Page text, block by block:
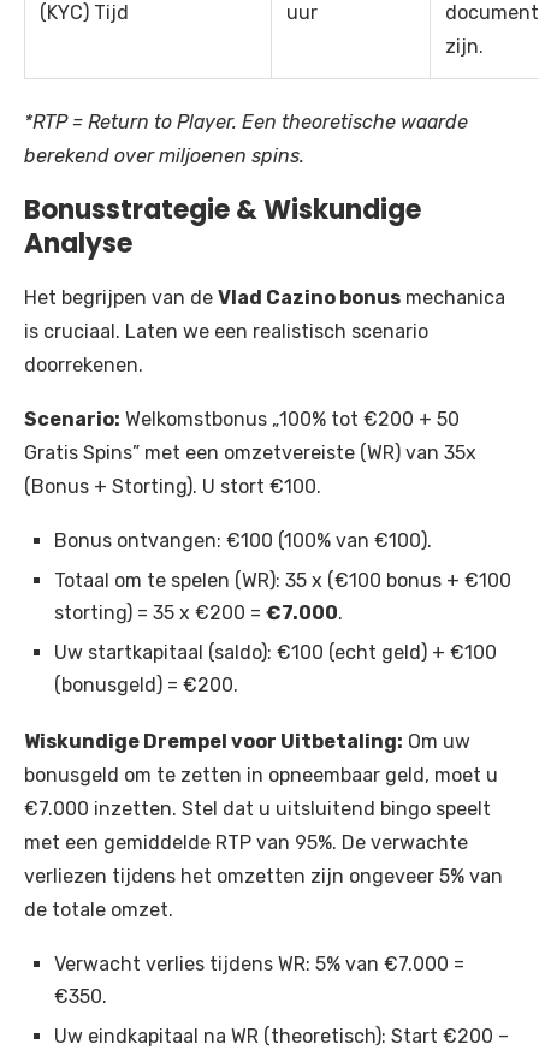
(KYC) Tijd
uur
zijn.
*RTP = Return to Player. Een theoretische waarde
berekend over miljoenen spins.
Bonusstrategie & Wiskundige
Analyse
Het begrijpen van de Vlad Cazino bonus mechanica
is cruciaal. Laten we een realistisch scenario
doorrekenen.
Scenario: Welkomstbonus „100% tot €200 + 50
Gratis Spins” met een omzetvereiste (WR) van 35x
(Bonus + Storting). U stort €100.
Bonus ontvangen: €100 (100% van €100).
Totaal om te spelen (WR): 35 x (€100 bonus + €100
storting) = 35 x €200 = €7.000.
Uw startkapitaal (saldo): €100 (echt geld) + €100
(bonusgeld) = €200.
Wiskundige Drempel voor Uitbetaling: Om uw
bonusgeld om te zetten in opneembaar geld, moet u
€7.000 inzetten. Stel dat u uitsluitend bingo speelt
met een gemiddelde RTP van 95%. De verwachte
verliezen tijdens het omzetten zijn ongeveer 5% van
de totale omzet.
Verwacht verlies tijdens WR: 5% van €7.000 =
€350.
Uw eindkapitaal na WR (theoretisch): Start €200 –